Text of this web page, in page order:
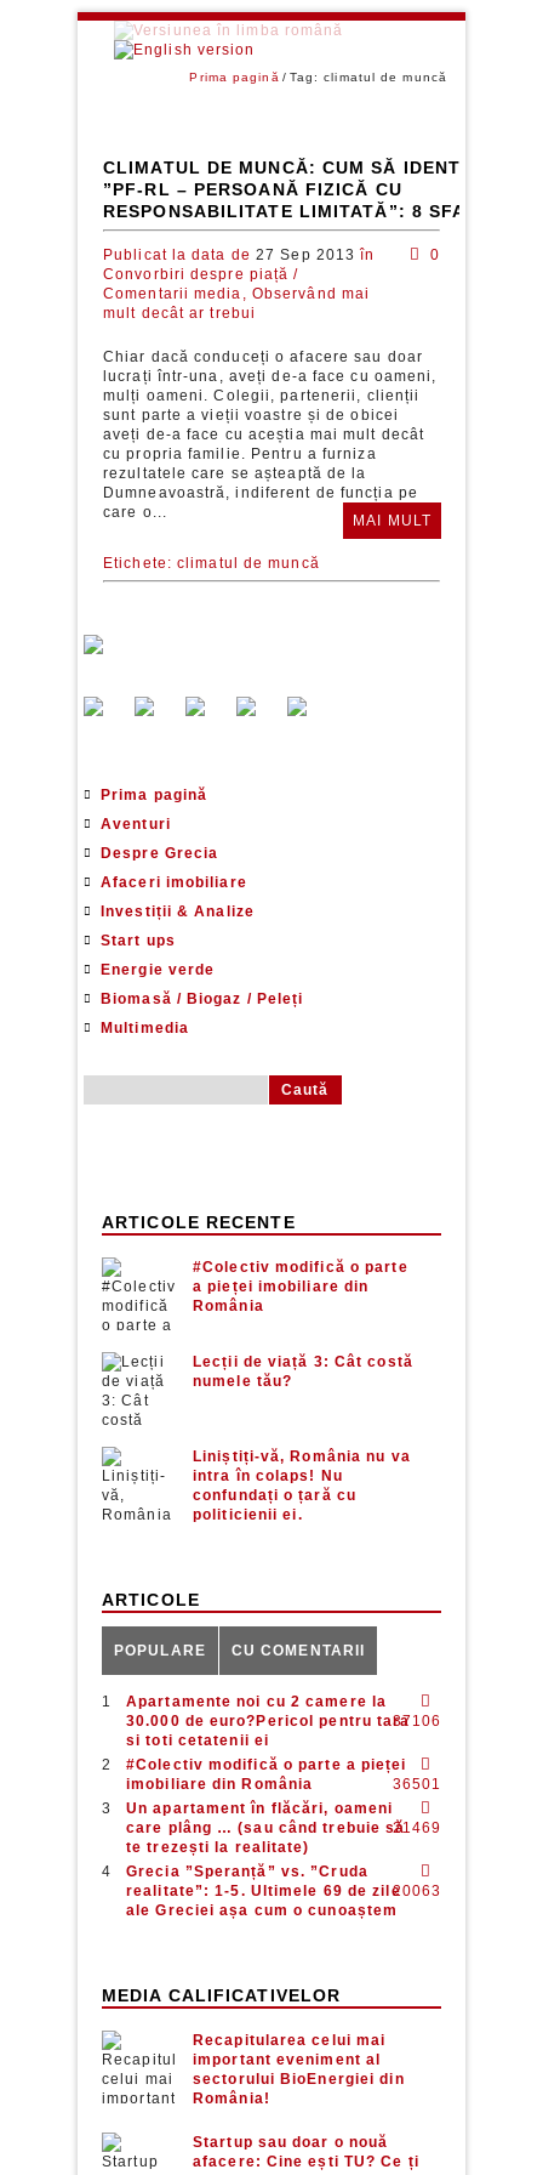
Prima pagină Tag: climatul de muncă
CLIMATUL DE MUNCĂ: CUM SĂ IDENTIFICAȚI
”PF-RL – PERSOANĂ FIZICĂ CU
RESPONSABILITATE LIMITATĂ”: 8 SFATURI
Publicat la data de 27 Sep 2013 în
Convorbiri despre piață /
Comentarii media, Observând mai
mult decât ar trebui
0
Chiar dacă conduceți o afacere sau doar
lucrați într-una, aveți de-a face cu oameni,
mulți oameni. Colegii, partenerii, clienții
sunt parte a vieții voastre și de obicei
aveți de-a face cu aceștia mai mult decât
cu propria familie. Pentru a furniza
rezultatele care se așteaptă de la
Dumneavoastră, indiferent de funcția pe
care o...
MAI MULT
Etichete: climatul de muncă
Prima pagină
Aventuri
Despre Grecia
Afaceri imobiliare
Investiții & Analize
Start ups
Energie verde
Biomasă / Biogaz / Peleți
Multimedia
ARTICOLE RECENTE
#Colectiv modifică o parte
a pieței imobiliare din
România
Lecții de viață 3: Cât costă
numele tău?
Liniștiți-vă, România nu va
intra în colaps! Nu
confundați o țară cu
politicienii ei.
ARTICOLE
POPULARE CU COMENTARII
Apartamente noi cu 2 camere la
30.000 de euro?Pericol pentru tara
si toti cetatenii ei
37106
#Colectiv modifică o parte a pieței
imobiliare din România
36501
Un apartament în flăcări, oameni
care plâng … (sau când trebuie să
te trezești la realitate)
21469
Grecia ”Speranță” vs. ”Cruda
realitate”: 1-5. Ultimele 69 de zile
ale Greciei așa cum o cunoaștem
20063
MEDIA CALIFICATIVELOR
Recapitularea celui mai
important eveniment al
sectorului BioEnergiei din
România!
Startup sau doar o nouă
afacere: Cine ești TU? Ce ți